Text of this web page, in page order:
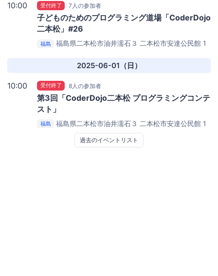
10:00 受付終了 7人の参加者
子どものためのプログラミング道場「CoderDojo
二本松」#26
福島 福島県二本松市油井濡石３ 二本松市安達公民館 1
2025-06-01（日）
10:00 受付終了 8人の参加者
第3回「CoderDojo二本松 プログラミングコンテ
スト」
福島 福島県二本松市油井濡石３ 二本松市安達公民館 1
過去のイベントリスト